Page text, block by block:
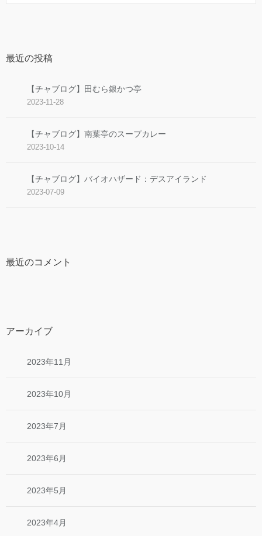
最近の投稿
【チャブログ】田むら銀かつ亭
2023-11-28
【チャブログ】南葉亭のスープカレー
2023-10-14
【チャブログ】バイオハザード：デスアイランド
2023-07-09
最近のコメント
アーカイブ
2023年11月
2023年10月
2023年7月
2023年6月
2023年5月
2023年4月